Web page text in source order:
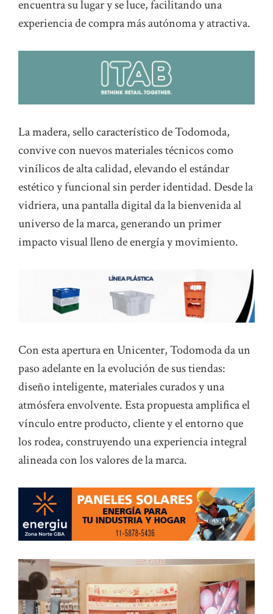
encuentra su lugar y se luce, facilitando una
experiencia de compra más autónoma y atractiva.
La madera, sello característico de Todomoda,
convive con nuevos materiales técnicos como
vinílicos de alta calidad, elevando el estándar
estético y funcional sin perder identidad. Desde la
vidriera, una pantalla digital da la bienvenida al
universo de la marca, generando un primer
impacto visual lleno de energía y movimiento.
Con esta apertura en Unicenter, Todomoda da un
paso adelante en la evolución de sus tiendas:
diseño inteligente, materiales curados y una
atmósfera envolvente. Esta propuesta amplifica el
vínculo entre producto, cliente y el entorno que
los rodea, construyendo una experiencia integral
alineada con los valores de la marca.